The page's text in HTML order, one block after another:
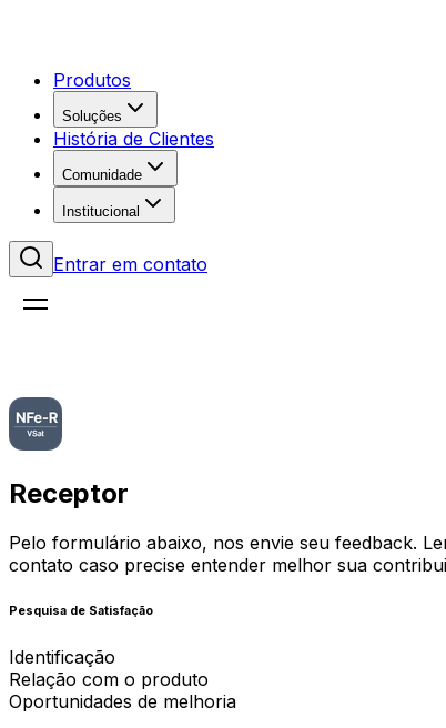
Produtos
Soluções
História de Clientes
Comunidade
Institucional
Entrar em contato
Receptor
Pelo formulário abaixo, nos envie seu feedback.
contato caso precise entender melhor sua
Pesquisa de Satisfação
Identificação
Relação com o produto
Oportunidades de melhoria